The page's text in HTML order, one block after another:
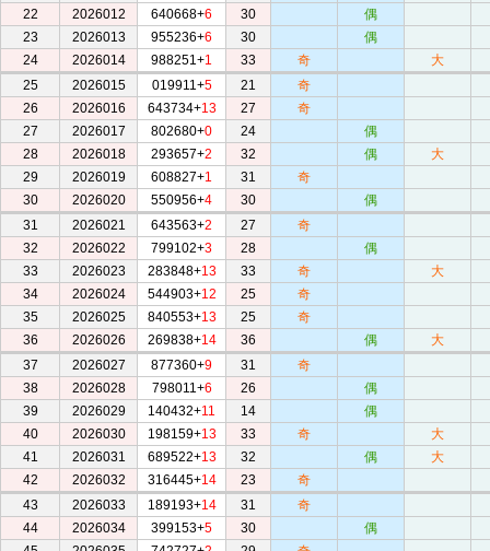
22
2026012 640668+6 30
偶
23
2026013 955236+6 30
偶
24
2026014 988251+1 33 奇
大
25
2026015 019911+5 21
奇
26
2026016 643734+13 27
奇
27
2026017 802680+0 24
偶
28
2026018 293657+2 32 偶
大
29
2026019 608827+1 31
奇
30
2026020 550956+4 30
偶
31
2026021 643563+2 27
奇
32
2026022 799102+3 28
偶
33
2026023 283848+13 33 奇
大
34
2026024 544903+12 25
奇
35
2026025 840553+13 25
奇
36
2026026 269838+14 36 偶
大
37
2026027 877360+9 31
奇
38
2026028 798011+6 26
偶
39
2026029 140432+11 14
偶
40
2026030 198159+13 33 奇
大
41
2026031 689522+13 32 偶
大
42
2026032 316445+14 23
奇
43
2026033 189193+14 31
奇
44
2026034 399153+5 30
偶